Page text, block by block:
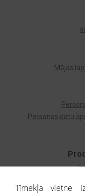
Mājas
Personas datu
Tīmekļa vietne